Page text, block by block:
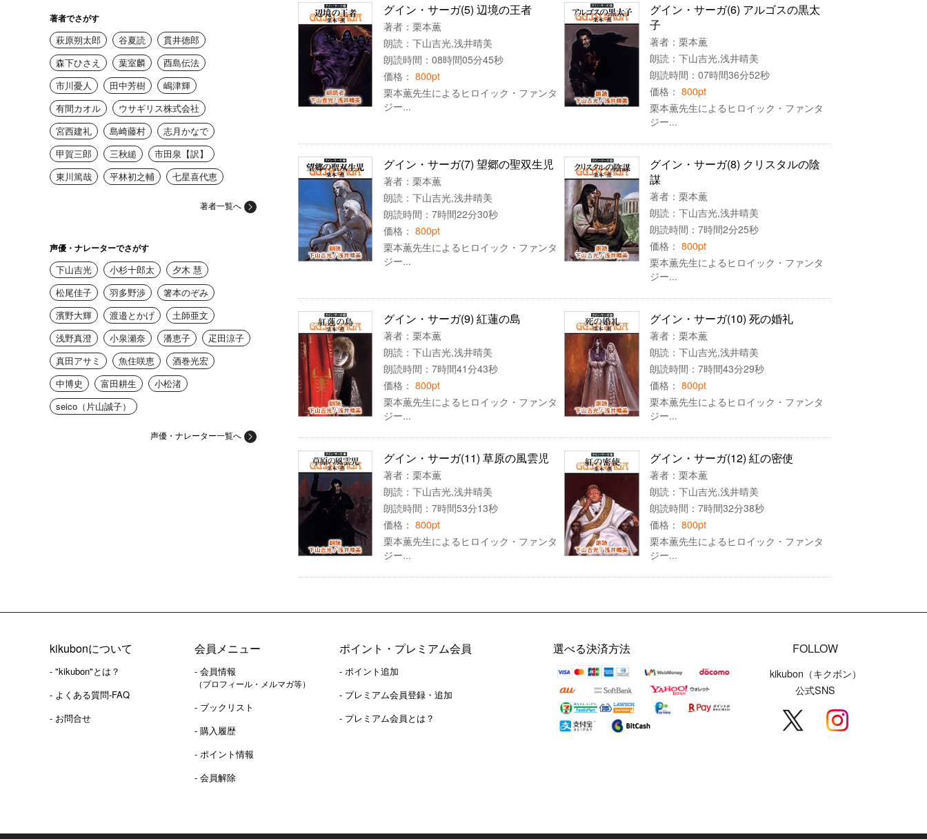
著者でさがす
萩原朔太郎 谷夏読
貫井徳郎
森下ひさえ
葉室麟
酉島伝法
市川憂人
田中芳樹
嶋津輝
有間カオル
ウサギリス株式会社
宮西建礼
島崎藤村
志月かなで
甲賀三郎
三秋縋
市田泉【訳】
東川篤哉
平林初之輔 七星喜代恵
著者一覧へ
声優・ナレーターでさがす
下山吉光 小杉十郎太
夕木 慧
松尾佳子
羽多野渉
箸本のぞみ
濱野大輝
渡邉とかげ
土師亜文
浅野真澄
小泉瀬奈 潘恵子
疋田涼子
真田アサミ
魚住咲恵
酒巻光宏
中博史
富田耕生
小松渚
seico（片山誠子）
声優・ナレーター一覧へ
グイン・サーガ(5) 辺境の王者
著者： 栗本薫
朗読： 下山吉光,浅井晴美
朗読時間：08時間05分45秒
価格： 800pt
栗本薫先生によるヒロイック・ファンタ
ジー...
グイン・サーガ(6) アルゴスの黒太
子
著者：栗本薫
朗読：下山吉光,浅井晴美
朗読時間：07時間36分52秒
価格：800pt
栗本薫先生によるヒロイック・ファンタ
ジー...
グイン・サーガ(7) 望郷の聖双生児
著者： 栗本薫
朗読： 下山吉光,浅井晴美
朗読時間：7時間22分30秒
価格： 800pt
栗本薫先生によるヒロイック・ファンタ
ジー...
グイン・サーガ(8) クリスタルの陰
謀
著者：栗本薫
朗読：下山吉光,浅井晴美
朗読時間：7時間2分25秒
価格：800pt
栗本薫先生によるヒロイック・ファンタ
ジー...
グイン・サーガ(9) 紅蓮の島
著者： 栗本薫
朗読： 下山吉光,浅井晴美
朗読時間：7時間41分43秒
価格： 800pt
栗本薫先生によるヒロイック・ファンタ
ジー...
グイン・サーガ(10) 死の婚礼
著者：栗本薫
朗読：下山吉光,浅井晴美
朗読時間：7時間43分29秒
価格：800pt
栗本薫先生によるヒロイック・ファンタ
ジー...
グイン・サーガ(11) 草原の風雲児
著者： 栗本薫
朗読： 下山吉光,浅井晴美
朗読時間：7時間53分13秒
価格： 800pt
栗本薫先生によるヒロイック・ファンタ
ジー...
グイン・サーガ(12) 紅の密使
著者：栗本薫
朗読：下山吉光,浅井晴美
朗読時間：7時間32分38秒
価格：800pt
栗本薫先生によるヒロイック・ファンタ
ジー...
kikubonについて
- "kikubon"とは？
- よくある質問-FAQ
- お問合せ
会員メニュー
- 会員情報
（プロフィール・メルマガ等）
- ブックリスト
- 購入履歴
- ポイント情報
- 会員解除
ポイント・プレミアム会員
- ポイント追加
- プレミアム会員登録・追加
- プレミアム会員とは？
FOLLOW
kikubon（キクボン）
公式SNS
選べる決済方法